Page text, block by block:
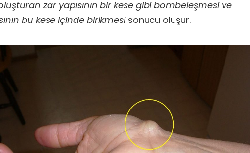
oluşturan zar yapısının bir kese gibi bombeleşmesi ve
bu kese içinde birikmesi sonucu oluşur.